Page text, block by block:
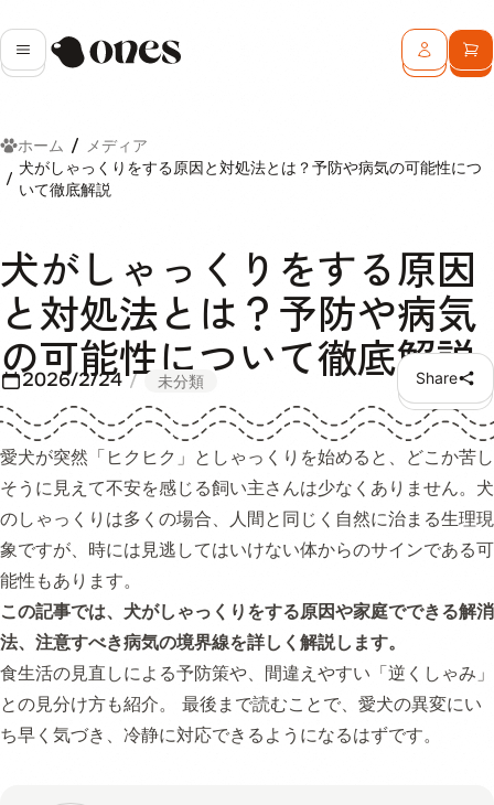
メニューOnes ログインカ
ホーム
メディア
犬がしゃっくりをする原因と対処法とは？予防や病気の可能性につ
いて徹底解説
犬がしゃっくりをする原因
と対処法とは？予防や病気
の可能性について徹底解説
2026/2/24 未分類 Share
愛犬が突然「ヒクヒク」としゃっくりを始めると、どこか苦し
そうに見えて不安を感じる飼い主さんは少なくありません。犬
のしゃっくりは多くの場合、人間と同じく自然に治まる生理現
象ですが、時には見逃してはいけない体からのサインである可
能性もあります。
この記事では、犬がしゃっくりをする原因や家庭でできる解消
法、注意すべき病気の境界線を詳しく解説します。
食生活の見直しによる予防策や、間違えやすい「逆くしゃみ」
との見分け方も紹介。 最後まで読むことで、愛犬の異変にい
ち早く気づき、冷静に対応できるようになるはずです。